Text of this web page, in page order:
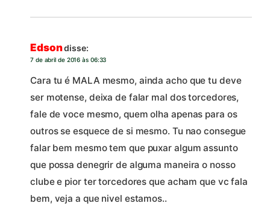
Edsondisse:
7 de abril de 2016 às 06:33
Cara tu é MALA mesmo, ainda acho que tu deve
ser motense, deixa de falar mal dos torcedores,
fale de voce mesmo, quem olha apenas para os
outros se esquece de si mesmo. Tu nao consegue
falar bem mesmo tem que puxar algum assunto
que possa denegrir de alguma maneira o nosso
clube e pior ter torcedores que acham que vc fala
bem, veja a que nivel estamos..